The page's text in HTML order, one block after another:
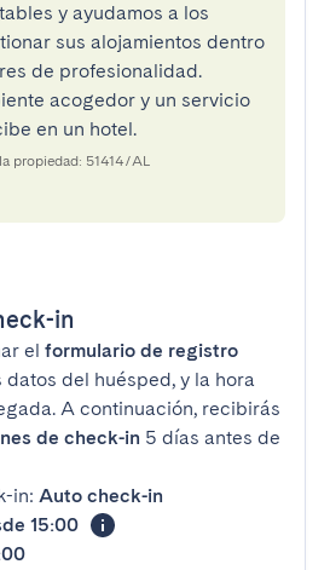
y ayudamos a los
sus alojamientos dentro
de profesionalidad.
acogedor y un servicio
en un hotel.
propiedad: 51414/AL
in
el formulario de registro
datos del huésped, y la hora
A continuación, recibirás
de check-in 5 días antes de
in: Auto check-in
15:00